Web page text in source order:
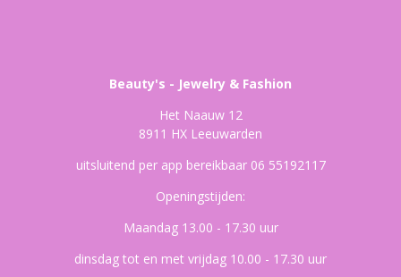
Beauty's - Jewelry & Fashion
Het Naauw 12
8911 HX Leeuwarden
uitsluitend per app bereikbaar 06 55192117
Openingstijden:
Maandag 13.00 - 17.30 uur
dinsdag tot en met vrijdag 10.00 - 17.30 uur